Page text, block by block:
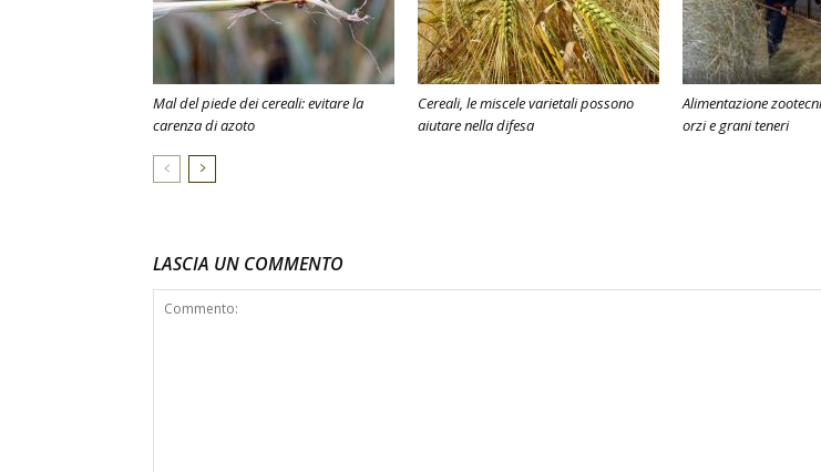
Mal del piede dei cereali: evitare la
carenza di azoto
Cereali, le miscele varietali possono
aiutare nella difesa
Alimentazione
orzi e grani teneri
LASCIA UN COMMENTO